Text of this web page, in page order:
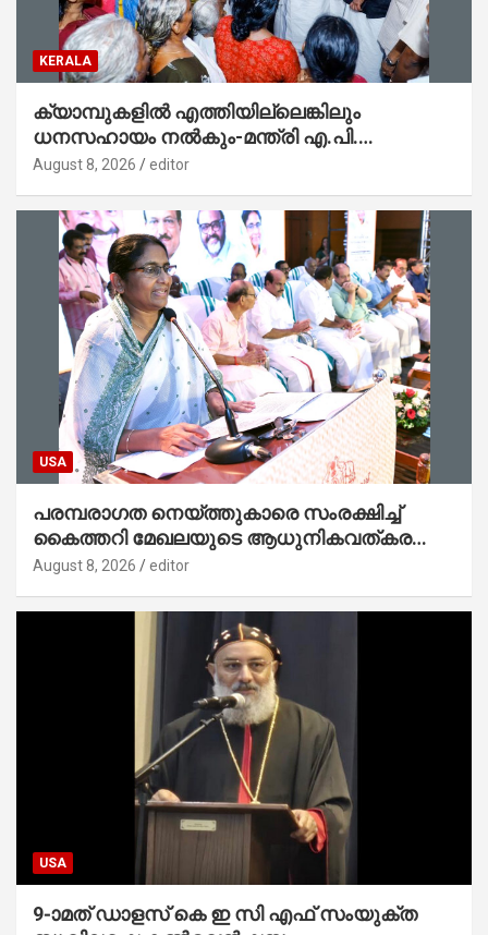
KERALA
ക്യാമ്പുകളിൽ എത്തിയില്ലെങ്കിലും
ധനസഹായം നൽകും-മന്ത്രി എ.പി.
അനിൽകുമാർ
August 8, 2026 editor
USA
പരമ്പരാഗത നെയ്ത്തുകാരെ സംരക്ഷിച്ച്
കൈത്തറി മേഖലയുടെ ആധുനികവത്കരണം
സാധ്യമാക്കും : ഡെപ്യൂട്ടി സ്പീക്കർ
August 8, 2026 editor
USA
9-ാമത് ഡാളസ് കെ ഇ സി എഫ് സംയുക്ത